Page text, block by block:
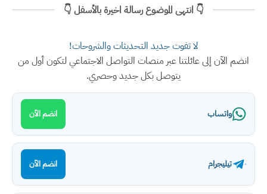
👇 انتهى الموضوع رسالة اخيرة بالأسفل 👇
لا تفوت جديد التحديثات والشروحات!
انضم الآن إلى عائلتنا عبر منصات التواصل الاجتماعي لتكون أول من
يتوصل بكل جديد وحصري.
واتساب انضم الآن
تيليجرام انضم الآن